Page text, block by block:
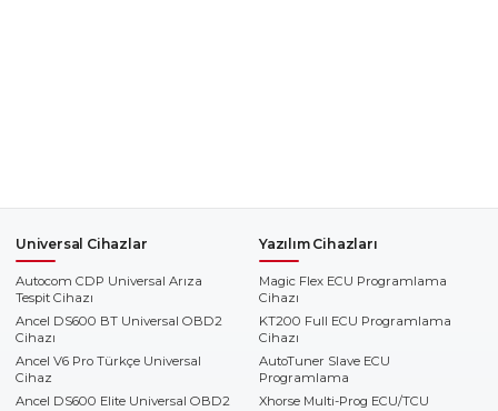
Universal Cihazlar
Autocom CDP Universal Arıza
Tespit Cihazı
Ancel DS600 BT Universal OBD2
Cihazı
Ancel V6 Pro Türkçe Universal
Cihaz
Ancel DS600 Elite Universal OBD2
Yazılım Cihazları
Magic Flex ECU Programlama
Cihazı
KT200 Full ECU Programlama
Cihazı
AutoTuner Slave ECU
Programlama
Xhorse Multi-Prog ECU/TCU